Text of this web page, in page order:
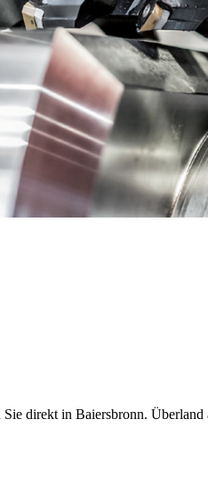
direkt in Baiersbronn.